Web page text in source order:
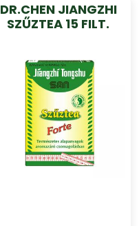
DR.CHEN JIANGZHI
SZŰZTEA 15 FILT.